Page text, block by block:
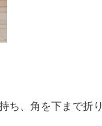
ち、角を下まで折り